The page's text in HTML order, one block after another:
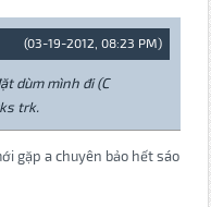
(03-19-2012, 08:23 PM)
dùm mình đi (C
trk.
gặp a chuyên bảo hết sáo